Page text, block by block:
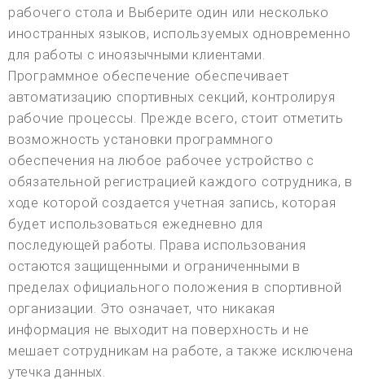
рабочего стола и Выберите один или несколько
иностранных языков, используемых одновременно
для работы с иноязычными клиентами.
Программное обеспечение обеспечивает
автоматизацию спортивных секций, контролируя
рабочие процессы. Прежде всего, стоит отметить
возможность установки программного
обеспечения на любое рабочее устройство с
обязательной регистрацией каждого сотрудника, в
ходе которой создается учетная запись, которая
будет использоваться ежедневно для
последующей работы. Права использования
остаются защищенными и ограниченными в
пределах официального положения в спортивной
организации. Это означает, что никакая
информация не выходит на поверхность и не
мешает сотрудникам на работе, а также исключена
утечка данных.